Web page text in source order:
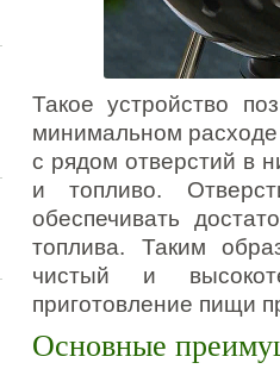
Такое устройство
минимальном
с рядом отверстий в
и топливо.
обеспечивать
топлива. Таким
чистый и
приготовление пищи
Основные